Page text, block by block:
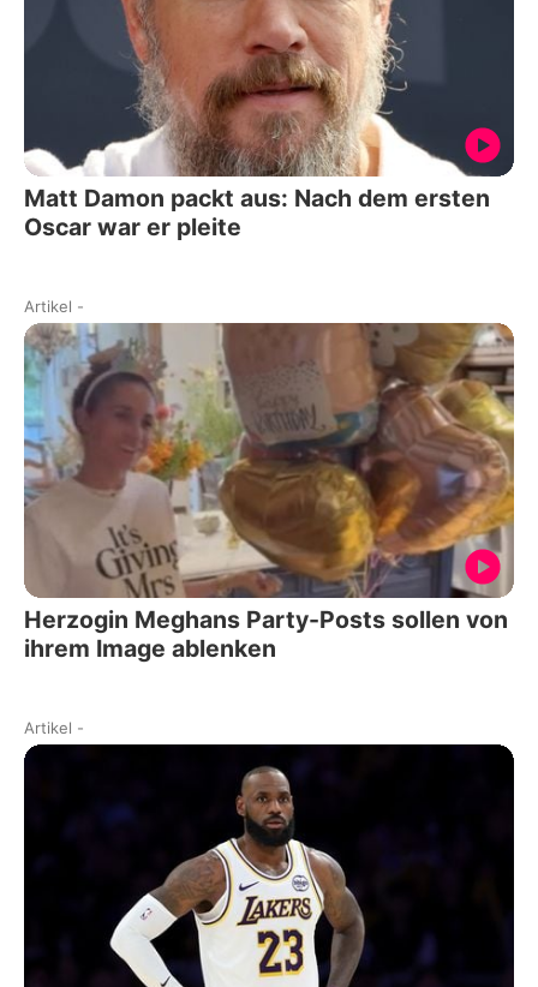
Matt Damon packt aus: Nach dem ersten
Oscar war er pleite
Artikel -
Herzogin Meghans Party-Posts sollen von
ihrem Image ablenken
Artikel -